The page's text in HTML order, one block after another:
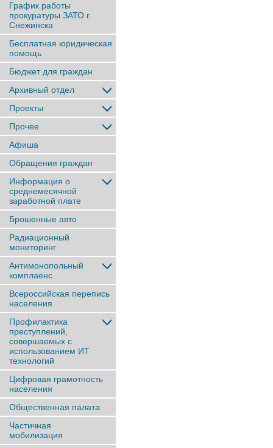
График работы
прокуратуры ЗАТО г.
Снежинска
Бесплатная юридическая
помощь
Бюджет для граждан
Архивный отдел
Проекты
Прочее
Афиша
Обращения граждан
Информация о
среднемесячной
заработной плате
Брошенные авто
Радиационный
мониторинг
Антимонопольный
комплаенс
Всероссийская перепись
населения
Профилактика
преступлений,
совершаемых с
использованием ИТ
технологий
Цифровая грамотность
населения
Общественная палата
Частичная
мобилизация